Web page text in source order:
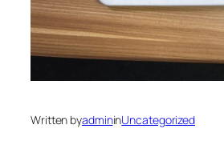
Written byadmininUncategorized